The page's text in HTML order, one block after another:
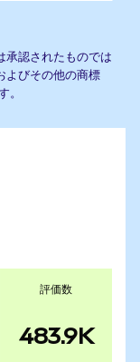
承認されたものでは
よびその他の商標
。
評価数
483.9K